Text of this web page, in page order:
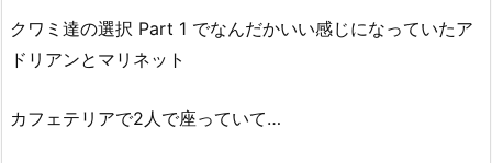
クワミ達の選択 Part 1 でなんだかいい感じになっていたア
ドリアンとマリネット
カフェテリアで2人で座っていて…